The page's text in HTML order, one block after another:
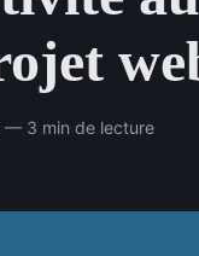
3 min de lecture